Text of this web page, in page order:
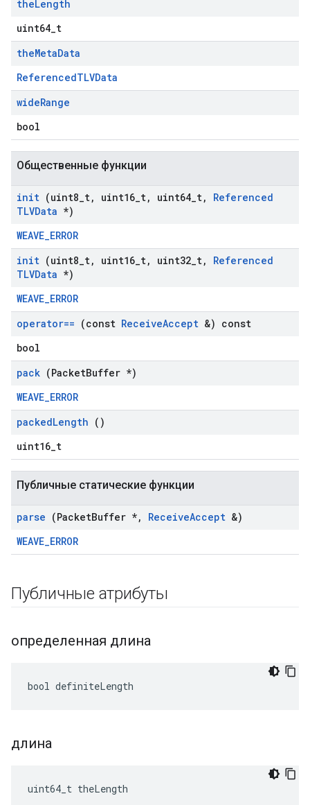
theLength
uint64_t
theMetaData
ReferencedTLVData
wideRange
bool
Общественные функции
init (uint8 t, uint16 t, uint64 t,
Referenced
TLVData *)
WEAVE_ERROR
init (uint8 t, uint16 t, uint32 t,
Referenced
TLVData *)
WEAVE_ERROR
operator== (const ReceiveAccept &) const
bool
pack (PacketBuffer *)
WEAVE_ERROR
packedLength ()
uint16_t
Публичные статические функции
parse (PacketBuffer *, ReceiveAccept &)
WEAVE_ERROR
Публичные атрибуты
определенная длина
bool definiteLength
длина
uint64_t theLength